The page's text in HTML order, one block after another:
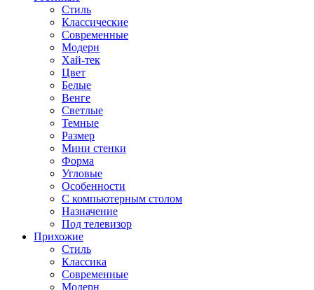
Стиль
Классические
Современные
Модерн
Хай-тек
Цвет
Белые
Венге
Светлые
Темные
Размер
Мини стенки
Форма
Угловые
Особенности
С компьютерным столом
Назначение
Под телевизор
Прихожие
Стиль
Классика
Современные
Модерн